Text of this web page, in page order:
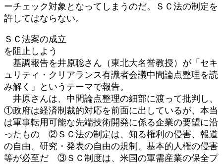
ーチェック対象となってしまうのだ。ＳＣ法の制定を
許してはならない。
ＳＣ法案の成立
を阻止しよう
基調報告を井原聡さん（東北大名誉教授）が「セキ
ュリティ・クリアランス有識者会議中間論点整理を読
み解く」というテーマで報告。
井原さんは、中間論点整理の細部に渡って批判し、
①政府は経済制裁的対応を前面に出しているが、本当
は軍事転用可能な先端技術開発に係る企業の要望に沿
ったもの ②ＳＣ法の制定は、知る権利の侵害、報道
の自由、研究・発表の自由の規制、基本的人権の侵害
等が必至だ ③ＳＣ制度は、米国の軍需産業の保全プ